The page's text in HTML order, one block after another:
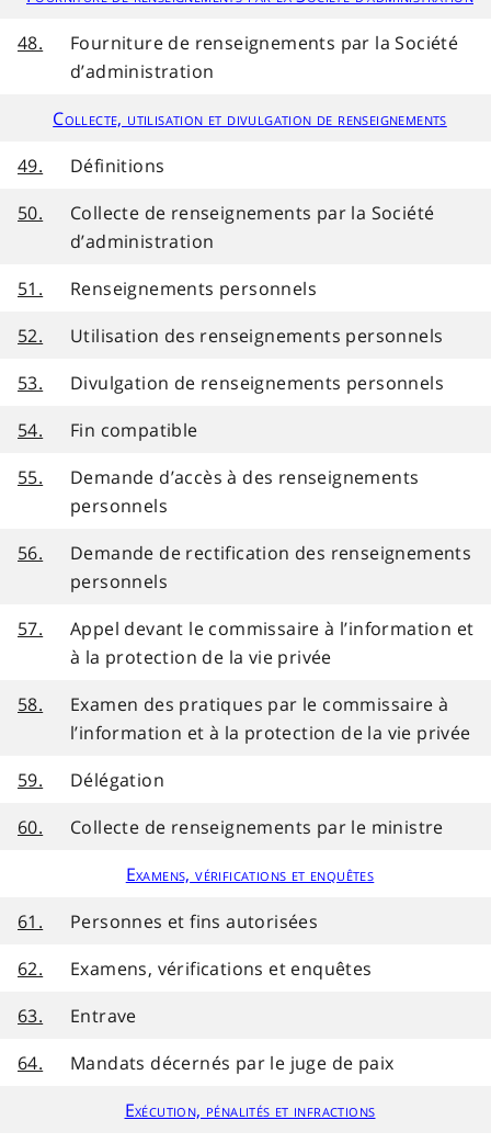
48.
Fourniture de renseignements par la Société
d’administration
Collecte, utilisation et divulgation de renseignements
49.
Définitions
50.
Collecte de renseignements par la Société
d’administration
51.
Renseignements personnels
52.
Utilisation des renseignements personnels
53.
Divulgation de renseignements personnels
54.
Fin compatible
55.
Demande d’accès à des renseignements
personnels
56.
Demande de rectification des renseignements
personnels
57.
Appel devant le commissaire à l’information et
à la protection de la vie privée
58.
Examen des pratiques par le commissaire à
l’information et à la protection de la vie privée
59.
Délégation
60.
Collecte de renseignements par le ministre
Examens, vérifications et enquêtes
61.
Personnes et fins autorisées
62.
Examens, vérifications et enquêtes
63.
Entrave
64.
Mandats décernés par le juge de paix
Exécution, pénalités et infractions